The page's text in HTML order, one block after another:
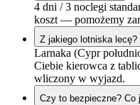
4 dni / 3 noclegi
koszt — pomożemy
Z jakiego lotniska lecę?
Larnaka (Cypr
Ciebie kierowca z
wliczony w wyjazd.
Czy to bezpieczne?